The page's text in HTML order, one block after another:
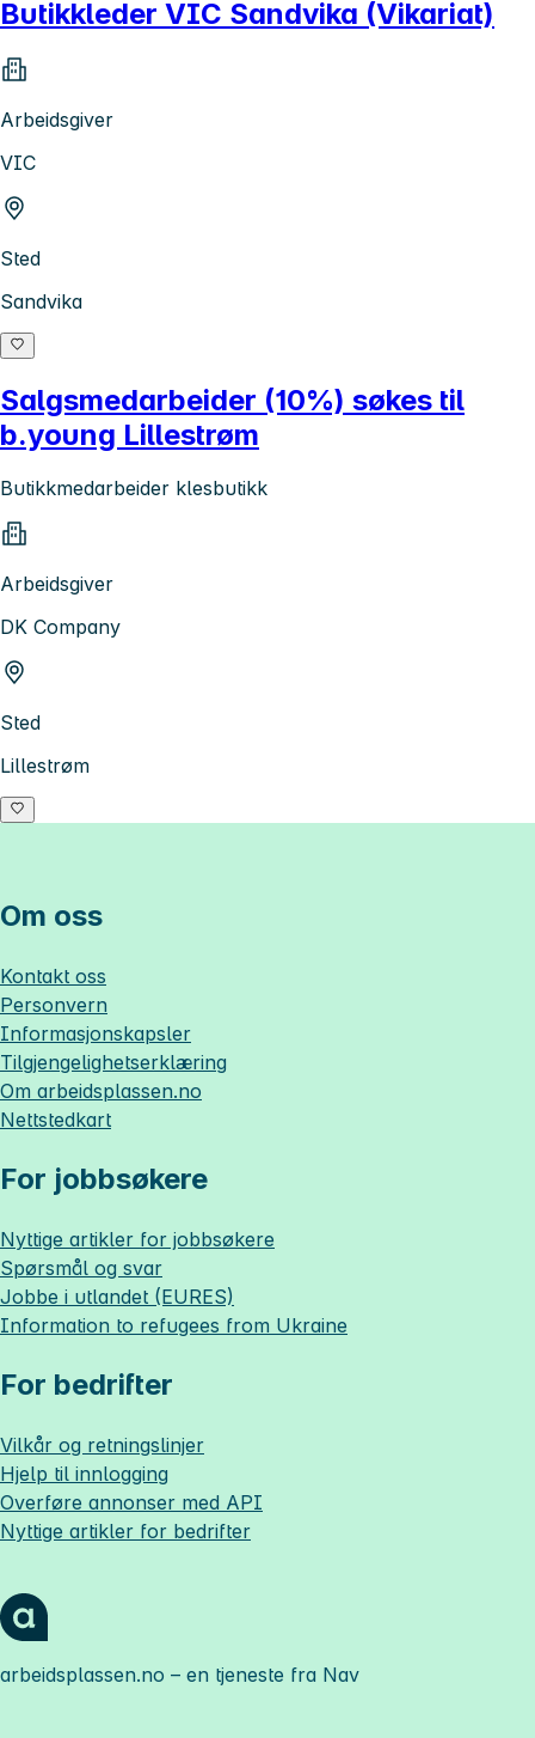
Butikkleder VIC Sandvika (Vikariat)
Arbeidsgiver
VIC
Sted
Sandvika
Salgsmedarbeider (10%) søkes til
b.young Lillestrøm
Butikkmedarbeider klesbutikk
Arbeidsgiver
DK Company
Sted
Lillestrøm
Om oss
Kontakt oss
Personvern
Informasjonskapsler
Tilgjengelighetserklæring
Om arbeidsplassen.no
Nettstedkart
For jobbsøkere
Nyttige artikler for jobbsøkere
Spørsmål og svar
Jobbe i utlandet (EURES)
Information to refugees from Ukraine
For bedrifter
Vilkår og retningslinjer
Hjelp til innlogging
Overføre annonser med API
Nyttige artikler for bedrifter
arbeidsplassen.no – en tjeneste fra Nav